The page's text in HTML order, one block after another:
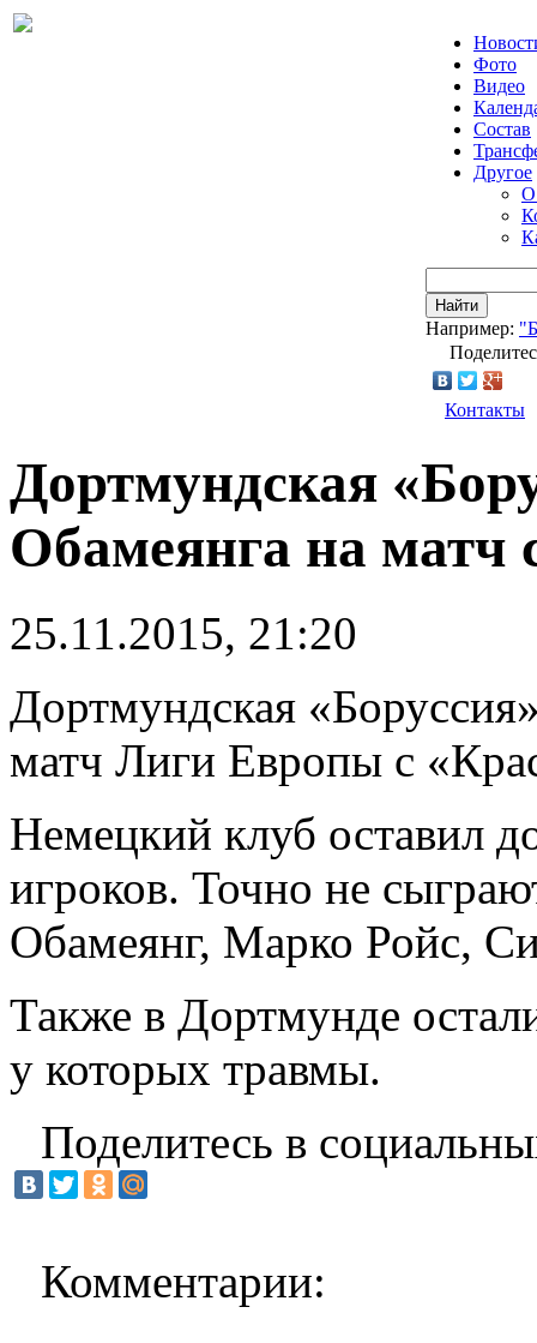
Фото
Видео
Состав
Другое
О
Найти
Например:
Контакты
Дортмундская
Обамеянга на матч
25.11.2015, 21:20
Дортмундская
матч Лиги Европы с
Немецкий клуб оставил
игроков. Точно не
Обамеянг, Марко Ройс,
Также в Дортмунде
у которых травмы.
Поделитесь в
Комментарии: